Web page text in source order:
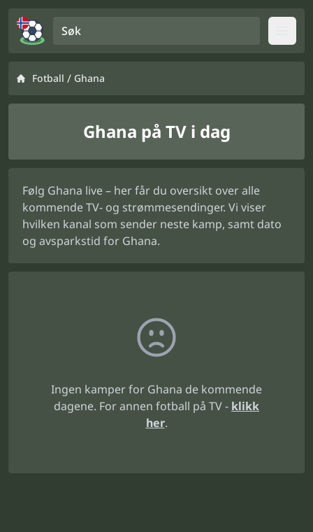
Fotball / Ghana
Ghana på TV i dag
Følg Ghana live – her får du oversikt over alle
kommende TV- og strømmesendinger. Vi viser
hvilken kanal som sender neste kamp, samt dato
og avsparkstid for Ghana.
Ingen kamper for Ghana de kommende
dagene. For annen fotball på TV - klikk
her.